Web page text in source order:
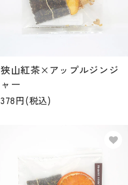
狭山紅茶×アップルジンジ
ャー
378円(税込)